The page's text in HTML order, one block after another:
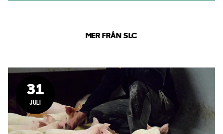
MER FRÅN SLC
31
JULI